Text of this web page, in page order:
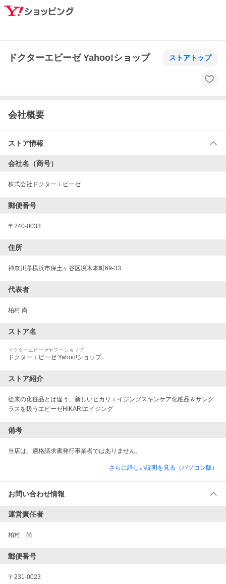
ドクターエビーゼ Yahoo!ショップ ストアトップ
会社概要
ストア情報
会社名（商号）
株式会社ドクターエビーゼ
郵便番号
〒 240-0033
住所
神奈川県横浜市保土ヶ谷区境木本町69-33
代表者
柏村 尚
ストア名
ドクターエビーゼヤフーショップ
ドクターエビーゼ Yahoo!ショップ
ストア紹介
従来の化粧品とは違う、新しいヒカリエイジングスキンケア化粧品＆サング
ラスを扱うエビーゼHIKARIエイジング
備考
当店は、適格請求書発行事業者ではありません。
さらに詳しい説明を見る（パソコン版）
お問い合わせ情報
運営責任者
柏村　尚
郵便番号
〒231-0023